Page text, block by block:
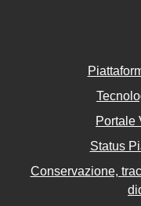
Portale
Status
Conservazione,